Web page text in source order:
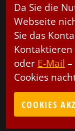
Da Sie die
Webseite
Sie das
Kontaktieren
oder E-Mail
Cookies
COOKIES